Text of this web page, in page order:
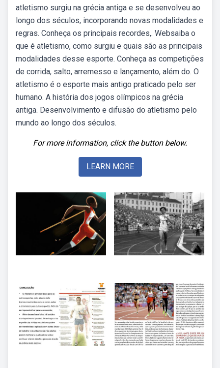
atletismo surgiu na grécia antiga e se desenvolveu ao
longo dos séculos, incorporando novas modalidades e
regras. Conheça os principais recordes,. Websaiba o
que é atletismo, como surgiu e quais são as principais
modalidades desse esporte. Conheça as competições
de corrida, salto, arremesso e lançamento, além do. O
atletismo é o esporte mais antigo praticado pelo ser
humano. A história dos jogos olímpicos na grécia
antiga. Desenvolvimento e difusão do atletismo pelo
mundo ao longo dos séculos.
For more information, click the button below.
LEARN MORE